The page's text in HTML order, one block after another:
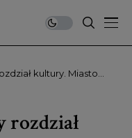
kultury. Miasto
rozdział